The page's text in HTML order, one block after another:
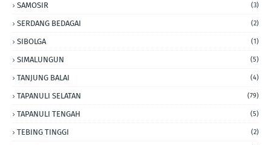
SAMOSIR (3)
SERDANG BEDAGAI (2)
SIBOLGA (1)
SIMALUNGUN (5)
TANJUNG BALAI (4)
TAPANULI SELATAN (79)
TAPANULI TENGAH (5)
TEBING TINGGI (2)